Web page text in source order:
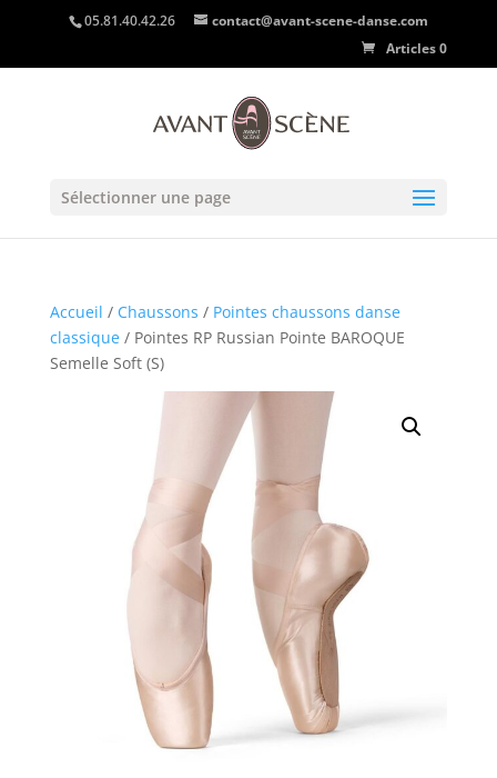
05.81.40.42.26
contact@avant-scene-danse.com
Articles 0
Sélectionner une page
Accueil / Chaussons / Pointes chaussons danse
classique/ Pointes RP Russian Pointe BAROQUE
Semelle Soft (S)